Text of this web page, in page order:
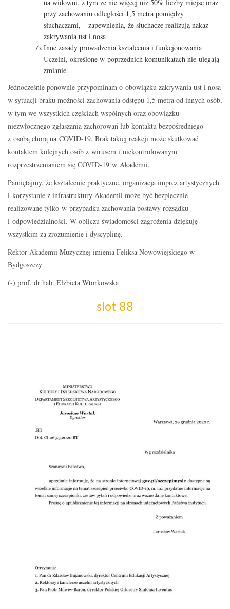
na widowni, z tym że nie więcej niż 50% liczby miejsc oraz
przy zachowaniu odległości 1,5 metra pomiędzy
słuchaczami, – zapewnienia, że słuchacze realizują nakaz
zakrywania ust i nosa
Inne zasady prowadzenia kształcenia i funkcjonowania
Uczelni, określone w poprzednich komunikatach nie ulegają
zmianie.
Jednocześnie ponownie przypominam o obowiązku zakrywania ust i nosa
w sytuacji braku możności zachowania odstępu 1,5 metra od innych osób,
w tym we wszystkich częściach wspólnych oraz obowiązku
niezwłocznego zgłaszania zachorowań lub kontaktu bezpośredniego
z osobą chorą na COVID-19. Brak takiej reakcji może skutkować
kontaktem kolejnych osób z wirusem i niekontrolowanym
rozprzestrzenianiem się COVID-19 w Akademii.
Pamiętajmy, że kształcenie praktyczne, organizacja imprez artystycznych
i korzystanie z infrastruktury Akademii może być bezpiecznie
realizowane tylko w przypadku zachowania postawy rozsądku
i odpowiedzialności. W obliczu świadomości zagrożenia dziękuję
wszystkim za zrozumienie i dyscyplinę.
Rektor Akademii Muzycznej imienia Feliksa Nowowiejskiego w
Bydgoszczy
(-) prof. dr hab. Elżbieta Wtorkowska
slot 88